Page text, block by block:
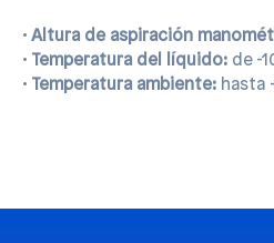
• Altura de aspiración
• Temperatura del líquido: de -
• Temperatura ambiente: hasta